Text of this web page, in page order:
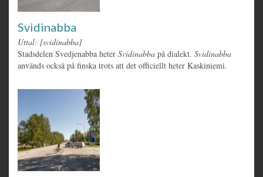
Svidinabba
Uttal: [svidinabba]
Stadsdelen Svedjenabba heter Svidinabba på dialekt. Svidinabba
används också på finska trots att det officiellt heter Kaskiniemi.